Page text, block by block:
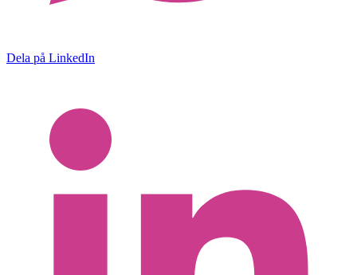
Dela på LinkedIn